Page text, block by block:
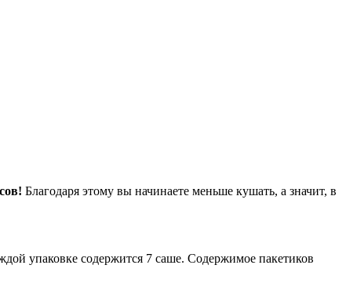
Благодаря этому вы начинаете меньше кушать, а значит, в
упаковке содержится 7 саше. Содержимое пакетиков